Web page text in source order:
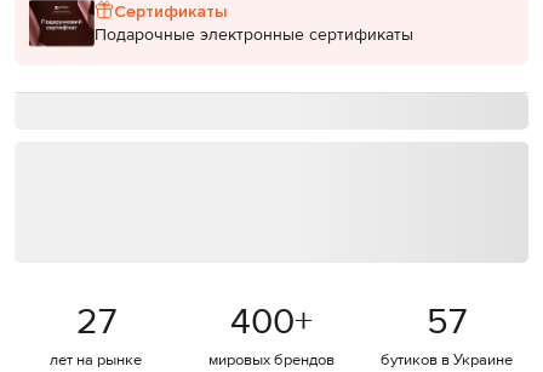
Сертификаты
Подарочные электронные сертификаты
27
лет на рынке
400+
мировых брендов
57
бутиков в Украине